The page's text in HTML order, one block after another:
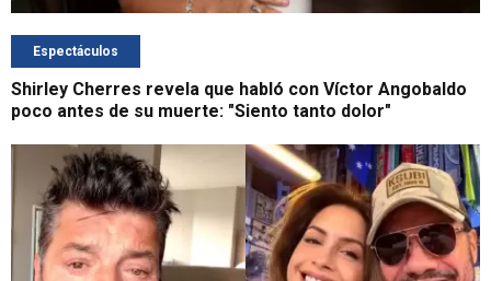
Espectáculos
Shirley Cherres revela que habló con Víctor Angobaldo
poco antes de su muerte: "Siento tanto dolor"